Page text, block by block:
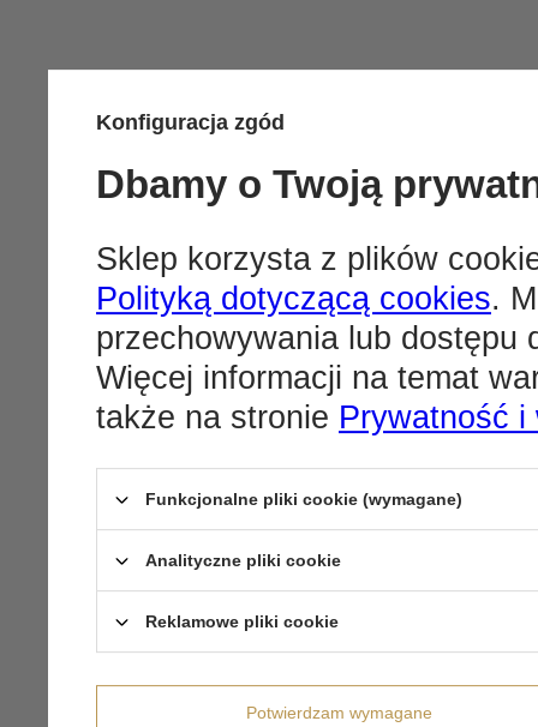
Konfiguracja zgód
Dbamy o Twoją
Sklep korzysta z plików
Polityką dotyczącą cookies.
przechowywania lub dostępu
Więcej informacji na temat
także na stronie Prywatność i
Funkcjonalne pliki cookie (wymagane)
Analityczne pliki cookie
Reklamowe pliki cookie
Potwierdzam wymagane